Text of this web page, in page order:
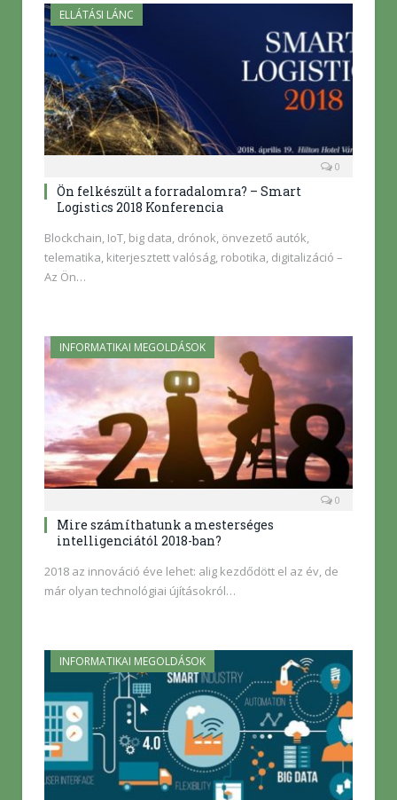
ELLÁTÁSI LÁNC
0
Ön felkészült a forradalomra? – Smart
Logistics 2018 Konferencia
Blockchain, IoT, big data, drónok, önvezető autók,
telematika, kiterjesztett valóság, robotika, digitalizáció –
Az Ön…
INFORMATIKAI MEGOLDÁSOK
0
Mire számíthatunk a mesterséges
intelligenciától 2018-ban?
2018 az innováció éve lehet: alig kezdődött el az év, de
már olyan technológiai újításokról…
INFORMATIKAI MEGOLDÁSOK